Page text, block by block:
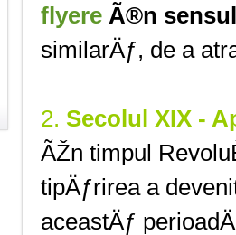
flyere Ã®n
similarÄƒ, de a
2. Secolul XIX -
ÃŽn timpul
tipÄƒrirea a
aceastÄƒ